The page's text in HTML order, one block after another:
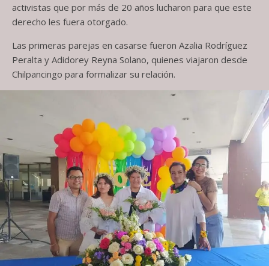
activistas que por más de 20 años lucharon para que este
derecho les fuera otorgado.
Las primeras parejas en casarse fueron Azalia Rodríguez
Peralta y Adidorey Reyna Solano, quienes viajaron desde
Chilpancingo para formalizar su relación.